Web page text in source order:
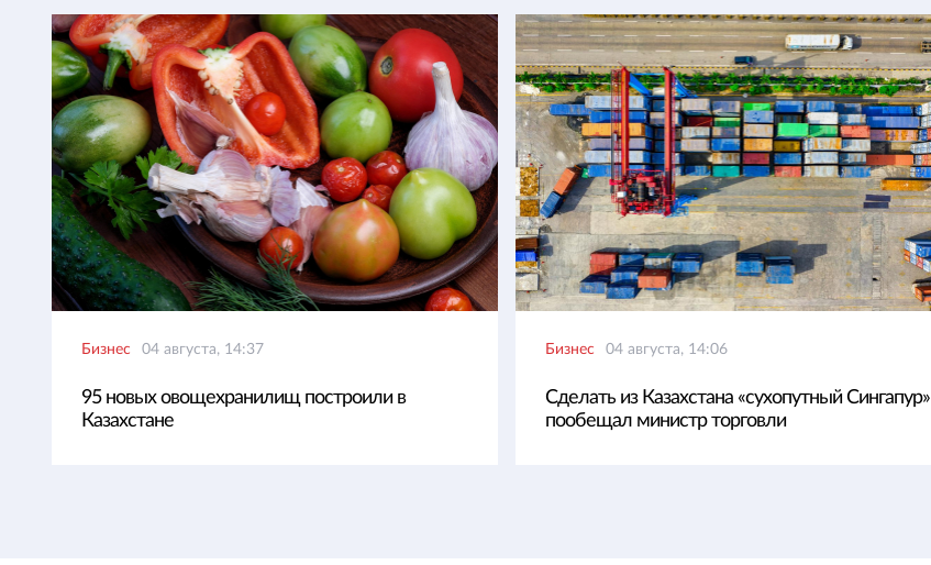
Бизнес 04 августа, 14:37
95 новых овощехранилищ построили в
Казахстане
Бизнес 04 августа, 14:06
Сделать из Казахстана «сухопутный Сингапур»
пообещал министр торговли